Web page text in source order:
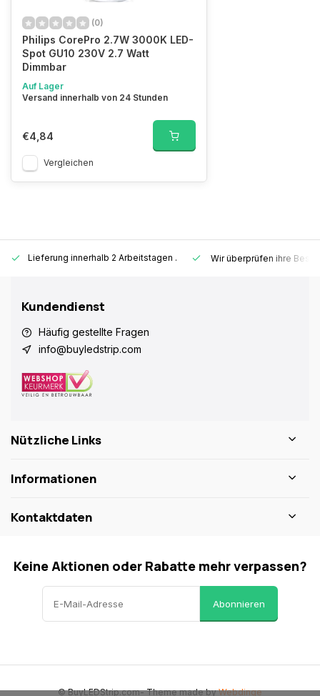
(0)
Philips CorePro 2.7W 3000K LED-
Spot GU10 230V 2.7 Watt
Dimmbar
Auf Lager
Versand innerhalb von 24 Stunden
€4,84
Vergleichen
Lieferung innerhalb 2 Arbeitstagen . Wir überprüfen ihre
Kundendienst
Häufig gestellte Fragen
info@buyledstrip.com
Nützliche Links
Informationen
Kontaktdaten
Keine Aktionen oder Rabatte mehr verpassen?
Abonnieren
© BuyLEDStrip.com- Theme made byWebdinge